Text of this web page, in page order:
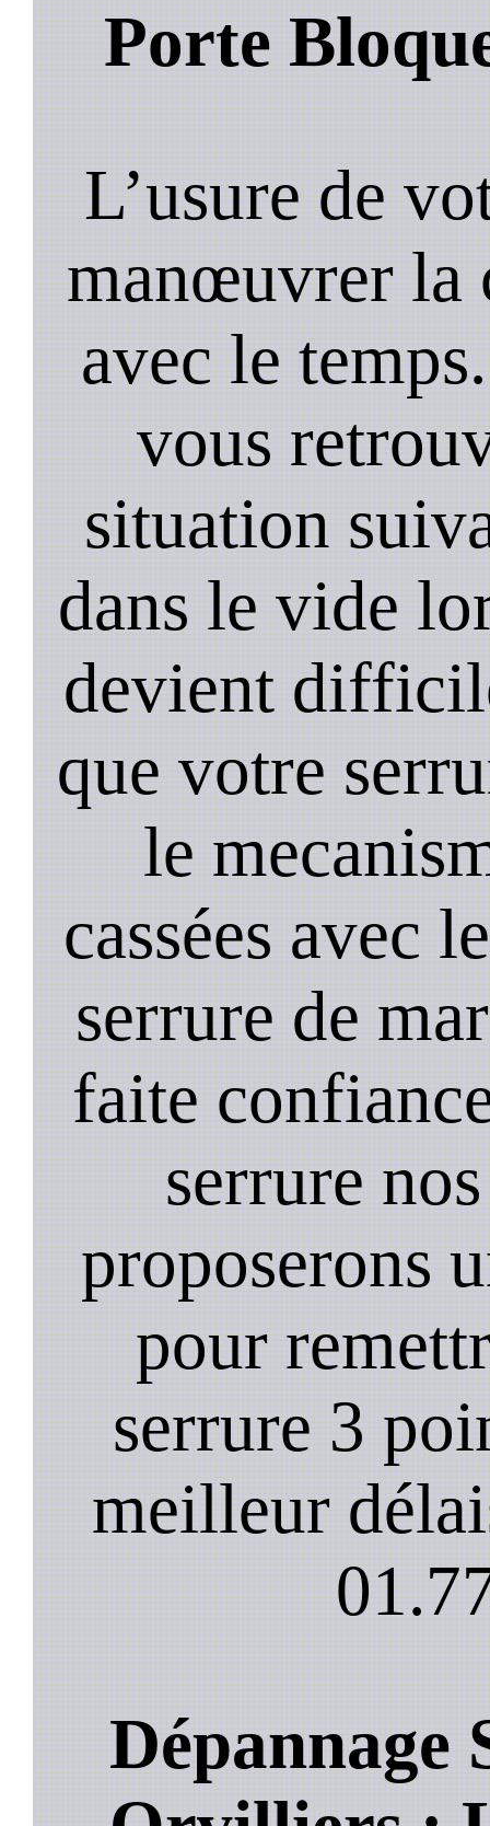
Porte
L’usure de
manœuvrer la
avec le
vous
situation
dans le vide
devient
que votre
le
cassées avec
serrure de
faite
serrure
proposerons
pour
serrure 3
meilleur
Dépannage